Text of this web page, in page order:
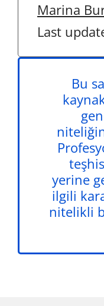
Marina
Last
Bu
yerine
ilgili
nitelikli